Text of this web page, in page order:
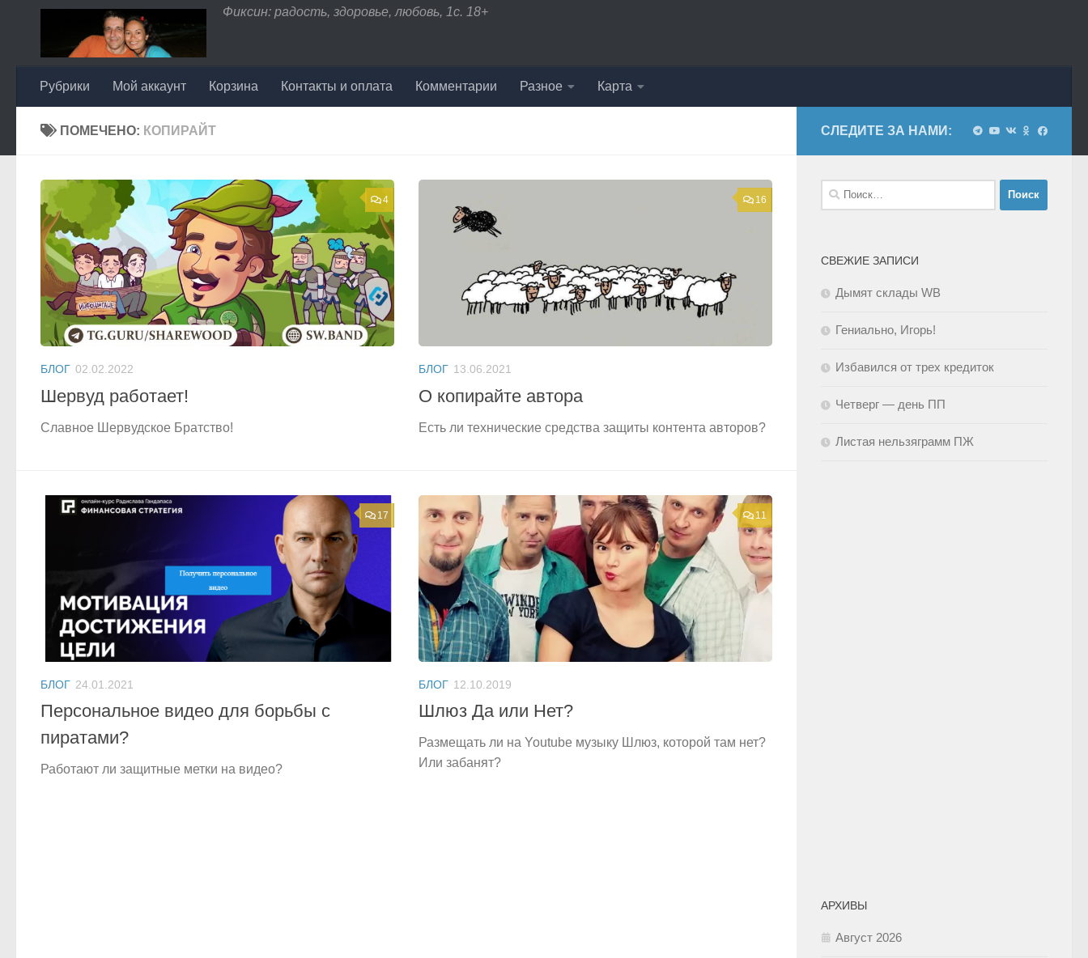
Перейти к содержимому
Фиксин: радость, здоровье, любовь, 1с. 18+
Рубрики Мой аккаунт Корзина Контакты и оплата Комментарии Разное Карта
ПОМЕЧЕНО: КОПИРАЙТ
4
БЛОГ 02.02.2022
Шервуд работает!
Славное Шервудское Братство!
16
БЛОГ 13.06.2021
О копирайте автора
Есть ли технические средства защиты контента авторов?
17
БЛОГ 24.01.2021
Персональное видео для борьбы с
пиратами?
Работают ли защитные метки на видео?
11
БЛОГ 12.10.2019
Шлюз Да или Нет?
Размещать ли на Youtube музыку Шлюз, которой там нет?
Или забанят?
СЛЕДИТЕ ЗА НАМИ:
Найти:
СВЕЖИЕ ЗАПИСИ
Дымят склады WB
Гениально, Игорь!
Избавился от трех кредиток
Четверг — день ПП
Листая нельзяграмм ПЖ
АРХИВЫ
Август 2026